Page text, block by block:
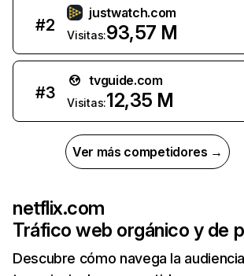
#2
justwatch.com
Visitas:93,57 M
#3
tvguide.com
Visitas:12,35 M
Ver más competidores →
netflix.com
Tráfico web orgánico y de
Descubre cómo navega la